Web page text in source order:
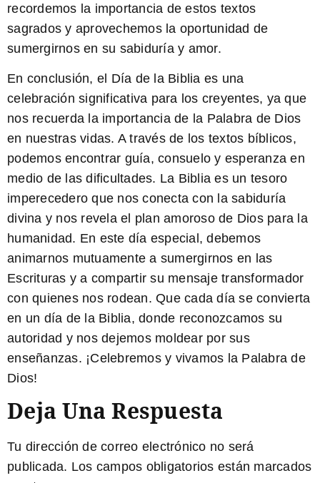
recordemos la importancia de estos textos
sagrados y aprovechemos la oportunidad de
sumergirnos en su sabiduría y amor.
En conclusión, el Día de la Biblia es una
celebración significativa para los creyentes, ya que
nos recuerda la importancia de la Palabra de Dios
en nuestras vidas. A través de los textos bíblicos,
podemos encontrar guía, consuelo y esperanza en
medio de las dificultades. La Biblia es un tesoro
imperecedero que nos conecta con la sabiduría
divina y nos revela el plan amoroso de Dios para la
humanidad. En este día especial, debemos
animarnos mutuamente a sumergirnos en las
Escrituras y a compartir su mensaje transformador
con quienes nos rodean. Que cada día se convierta
en un día de la Biblia, donde reconozcamos su
autoridad y nos dejemos moldear por sus
enseñanzas. ¡Celebremos y vivamos la Palabra de
Dios!
Deja Una Respuesta
Tu dirección de correo electrónico no será
publicada. Los campos obligatorios están marcados